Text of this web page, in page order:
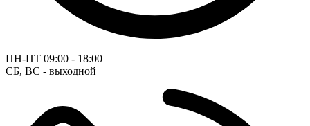
ПН-ПТ 09:00 - 18:00
СБ, ВС - выходной